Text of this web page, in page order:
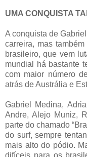
UMA CONQUISTA
A conquista de
carreira, mas
brasileiro, que vem
mundial há bastante
com maior número
atrás de Austrália e
Gabriel Medina,
Andre, Alejo Muniz,
parte do chamado
do surf, sempre
mais alto do pódio.
difíceis para os